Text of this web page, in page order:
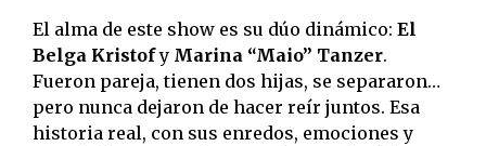
El alma de este show es su dúo dinámico: El
Belga Kristofy Marina “Maio” Tanzer.
Fueron pareja, tienen dos hijas, se separaron…
pero nunca dejaron de hacer reír juntos. Esa
historia real, con sus enredos, emociones y